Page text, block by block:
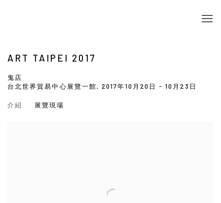
ART TAIPEI 2017
鬼店
台北世界貿易中心展覽一館,2017年10月20日 - 10月23日
介紹 展覽現場